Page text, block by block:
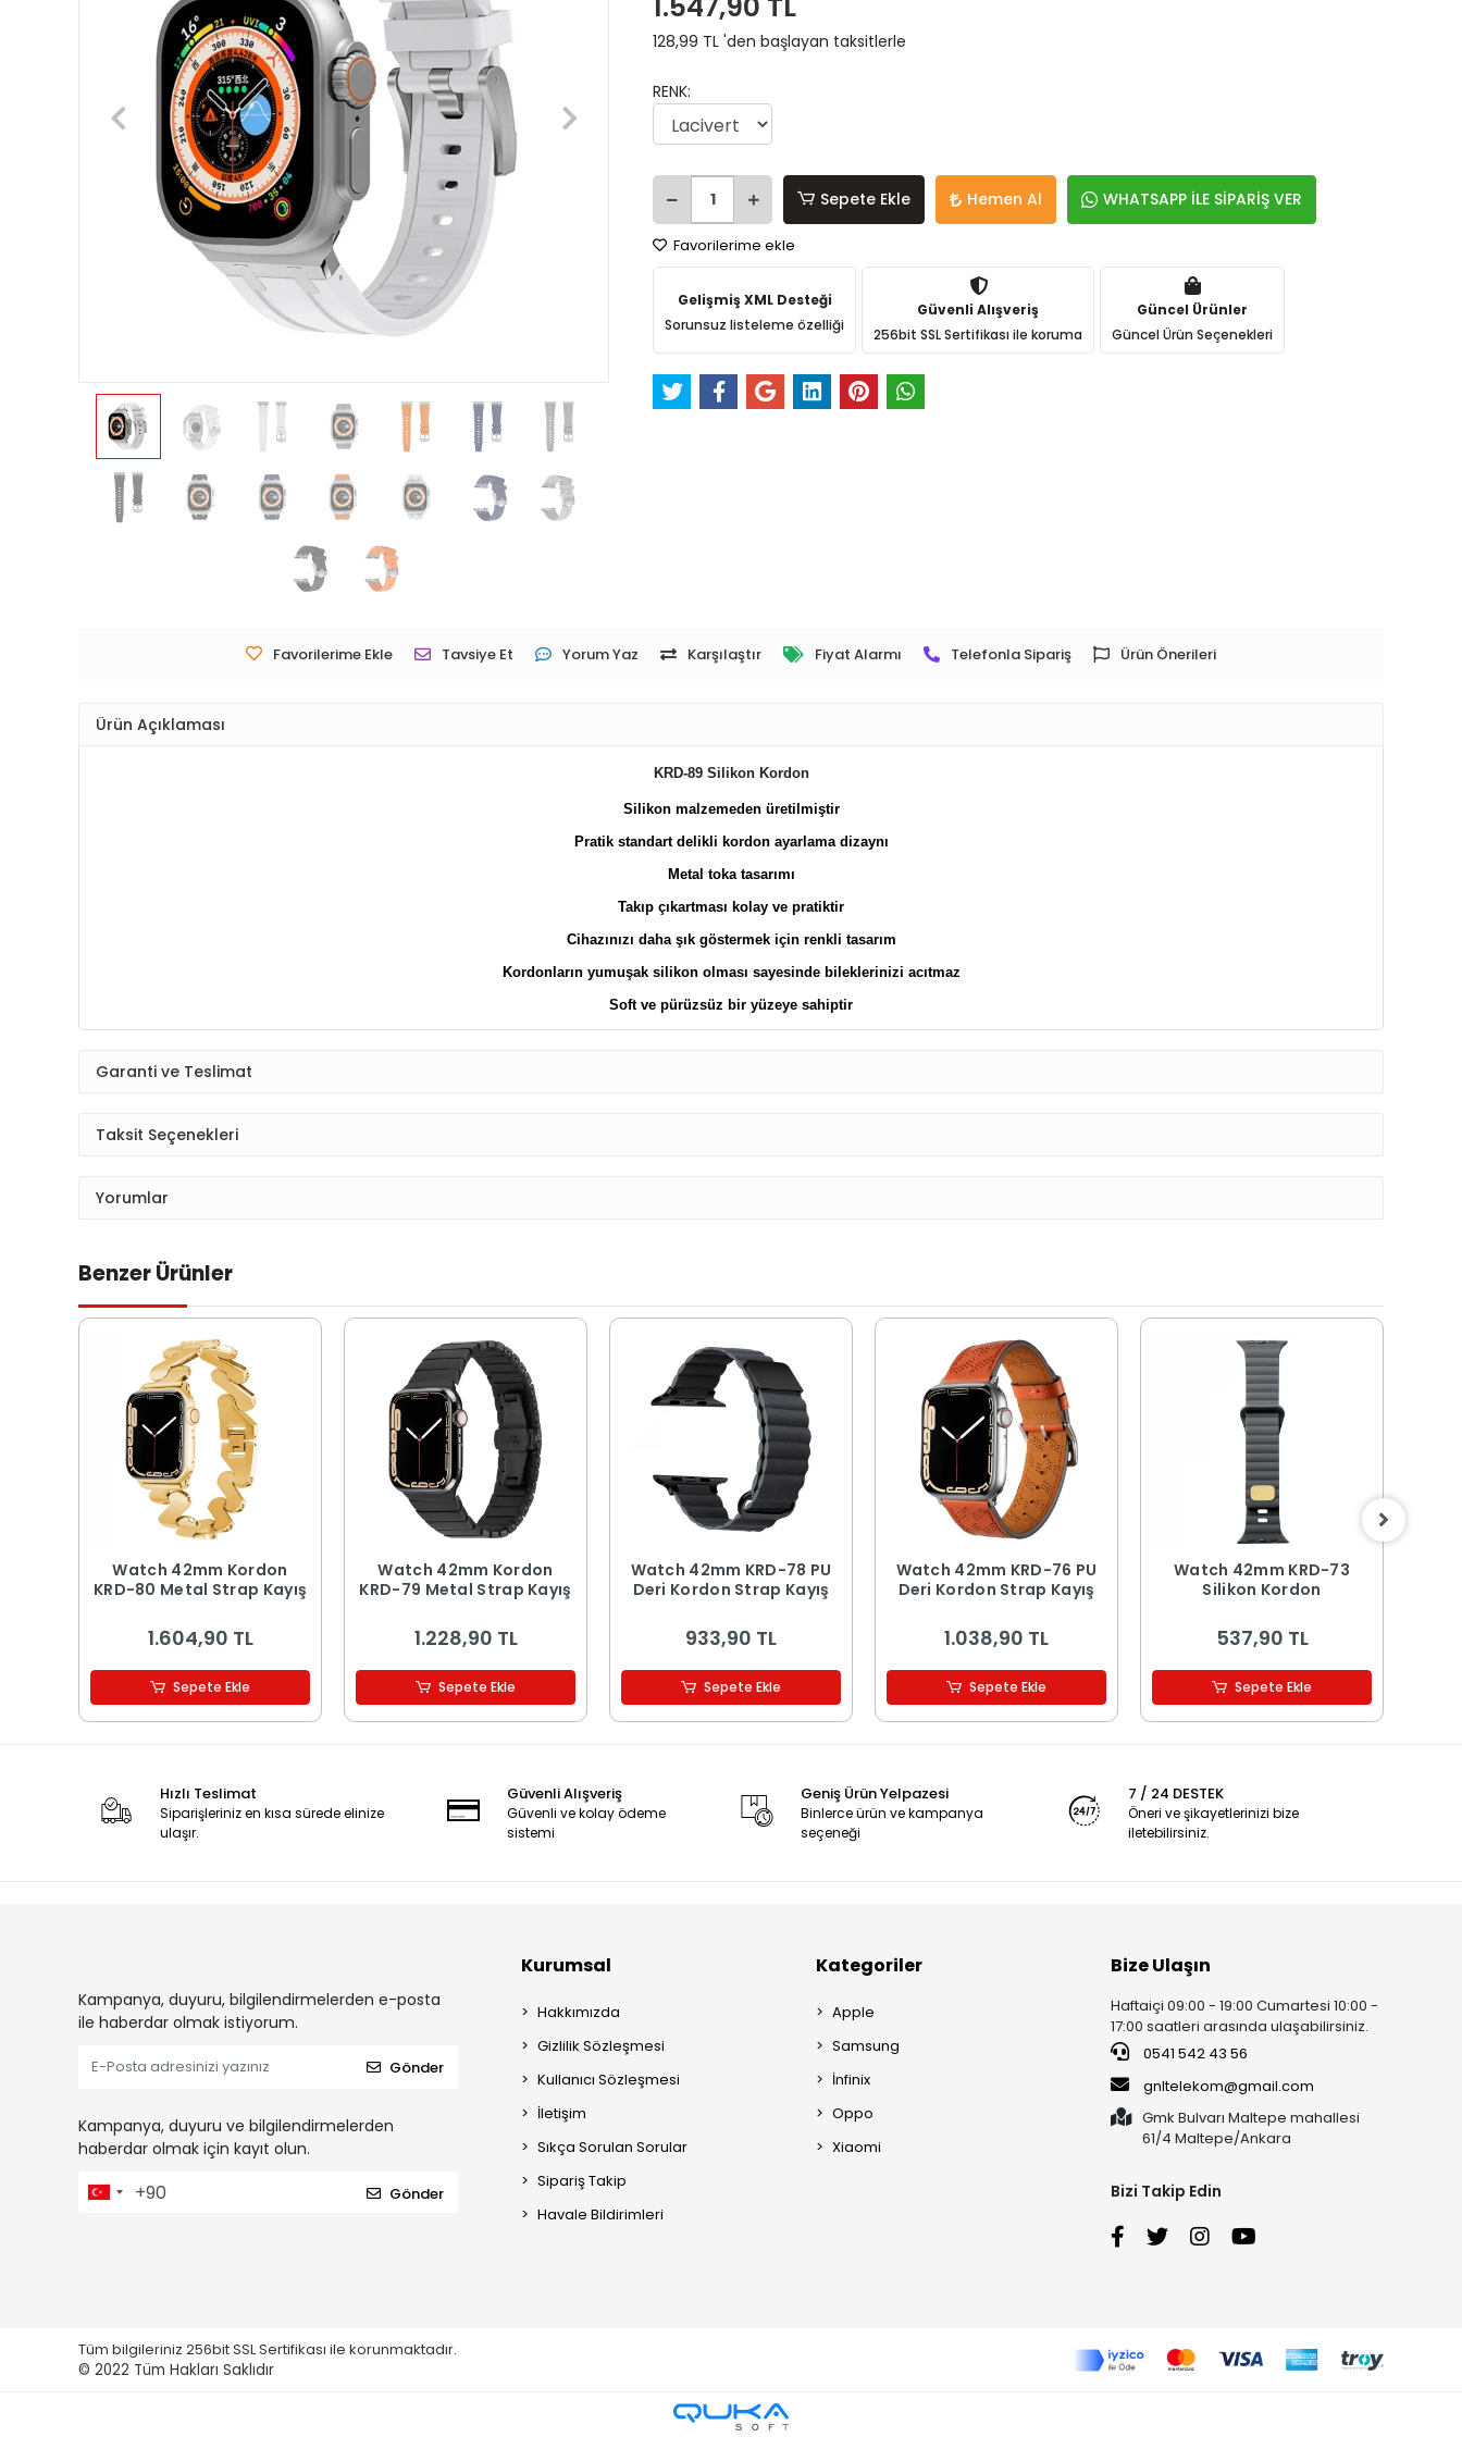
128,99 TL 'den başlayan taksitlerle
RENK:
Sepete Ekle Hemen Al WHATSAPP İLE SİPARİŞ VER
Favorilerime ekle
Gelişmiş XML Desteği
Sorunsuz listeleme özelliği
Güvenli Alışveriş
256bit SSL Sertifikası ile koruma
Güncel Ürünler
Güncel Ürün Seçenekleri
Favorilerime Ekle Tavsiye Et Yorum Yaz Karşılaştır Fiyat Alarmı Telefonla Sipariş Ürün Önerileri
Ürün Açıklaması
KRD-89 Silikon Kordon
Silikon malzemeden üretilmiştir
Pratik standart delikli kordon ayarlama dizaynı
Metal toka tasarımı
Takıp çıkartması kolay ve pratiktir
Cihazınızı daha şık göstermek için renkli tasarım
Kordonların yumuşak silikon olması sayesinde bileklerinizi acıtmaz
Soft ve pürüzsüz bir yüzeye sahiptir
Garanti ve Teslimat
Taksit Seçenekleri
Yorumlar
Benzer Ürünler
​​​Watch 42mm Kordon
KRD-80 Metal Strap Kayış
1.604,90 TL
Sepete Ekle
​​​Watch 42mm Kordon
KRD-79 Metal Strap Kayış
1.228,90 TL
Sepete Ekle
​​​Watch 42mm KRD-78 PU
Deri Kordon Strap Kayış
933,90 TL
Sepete Ekle
​​​Watch 42mm KRD-76 PU
Deri Kordon Strap Kayış
1.038,90 TL
Sepete Ekle
Watch 42mm KRD-73
Silikon Kordon
537,90 TL
Sepete Ekle
Hızlı Teslimat
Siparişleriniz en kısa sürede elinize
ulaşır.
Güvenli Alışveriş
Güvenli ve kolay ödeme
sistemi
Geniş Ürün Yelpazesi
Binlerce ürün ve kampanya
seçeneği
7 / 24 DESTEK
Öneri ve şikayetlerinizi bize
iletebilirsiniz.
Kampanya, duyuru, bilgilendirmelerden e-posta
ile haberdar olmak istiyorum.
Gönder
Kampanya, duyuru ve bilgilendirmelerden
haberdar olmak için kayıt olun.
Gönder
Kurumsal
Hakkımızda
Gizlilik Sözleşmesi
Kullanıcı Sözleşmesi
İletişim
Sıkça Sorulan Sorular
Sipariş Takip
Havale Bildirimleri
Kategoriler
Apple
Samsung
İnfinix
Oppo
Xiaomi
Bize Ulaşın
Haftaiçi 09:00 - 19:00 Cumartesi 10:00 -
17:00 saatleri arasında ulaşabilirsiniz.
0541 542 43 56
gnltelekom@gmail.com
Gmk Bulvarı Maltepe mahallesi
61/4 Maltepe/Ankara
Bizi Takip Edin
Tüm bilgileriniz 256bit SSL Sertifikası ile korunmaktadır.
© 2022 Tüm Hakları Saklıdır